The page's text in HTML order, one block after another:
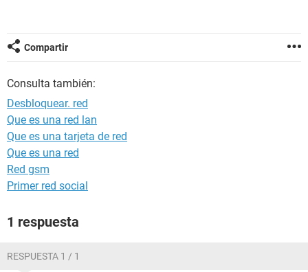
Compartir
Consulta también:
Desbloquear. red
Que es una red lan
Que es una tarjeta de red
Que es una red
Red gsm
Primer red social
1 respuesta
RESPUESTA 1 / 1